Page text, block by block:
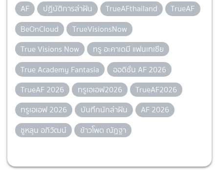
AF ปฏิบัติการล่าฝัน TrueAFthailand
TrueAF
BeOnCloud
TrueVisionsNow
True Visions Now
ทรู อะคาเดมี แฟนเทเชีย
True Academy Fantasia
ออดิชั่น AF 2026
TrueAF 2026
ทรูเอเอฟ2026
TrueAF2026
ทรูเอเอฟ 2026
บันทึกนักล่าฝัน
AF 2026
ชูหลุน อภิวัฒน์
ข้าวโพด ณัฏฐา